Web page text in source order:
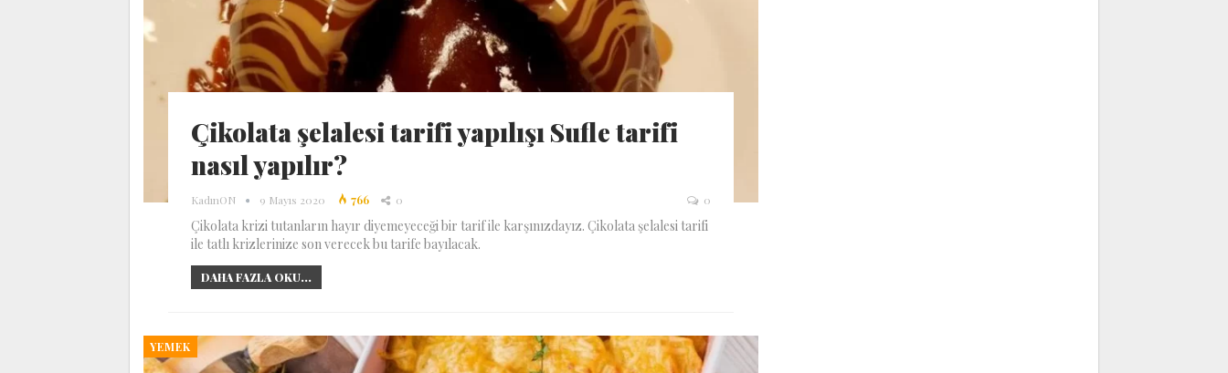
Çikolata şelalesi tarifi yapılışı Sufle tarifi
nasıl yapılır?
KadınON 9 Mayıs 2020 766 0 0
Çikolata krizi tutanların hayır diyemeyeceği bir tarif ile karşınızdayız. Çikolata şelalesi tarifi
ile tatlı krizlerinize son verecek bu tarife bayılacak.
DAHA FAZLA OKU...
YEMEK